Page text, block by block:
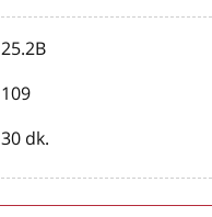
25.2B
109
30 dk.